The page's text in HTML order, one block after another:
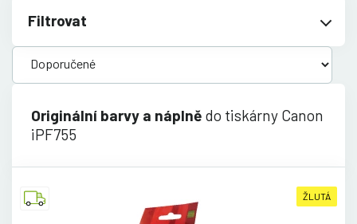
Filtrovat
Originální barvy a náplně do tiskárny Canon
iPF755
ŽLUTÁ